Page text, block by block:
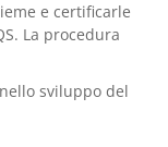
e certificarle
La procedura
sviluppo del